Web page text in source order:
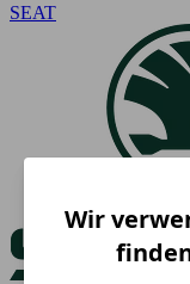
SEAT
Wir